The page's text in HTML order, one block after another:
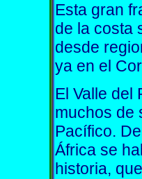
Esta gran
de la costa
desde
ya en el
El Valle del
muchos de
Pacífico.
África se
historia,